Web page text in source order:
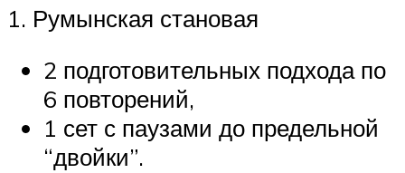
1. Румынская становая
2 подготовительных подхода по
6 повторений,
1 сет с паузами до предельной
“двойки”.